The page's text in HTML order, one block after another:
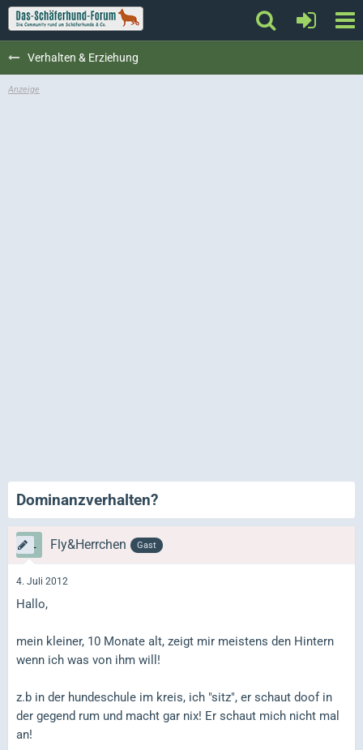
Verhalten & Erziehung
Dominanzverhalten?
Fly&Herrchen Gast
4. Juli 2012
Hallo,
mein kleiner, 10 Monate alt, zeigt mir meistens den Hintern
wenn ich was von ihm will!
z.b in der hundeschule im kreis, ich "sitz", er schaut doof in
der gegend rum und macht gar nix! Er schaut mich nicht mal
an!